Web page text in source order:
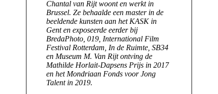
Chantal van Rijtwoont en werkt in
Brussel. Ze behaal­de een mas­ter in de
beel­den­de kun­sten aan het KASK in
Gent en expo­seer­de eer­der bij
BredaPhoto, 019, International Film
Festival Rotterdam, In de Ruimte, SB34
en Museum M. Van Rijt ont­ving de
Mathilde Horlait-Dapsens Prijs in 2017
en het Mondriaan Fonds voor Jong
Talent in 2019.